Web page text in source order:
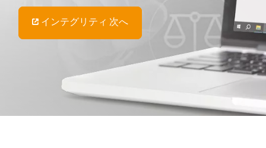
インテグリティ 次へ